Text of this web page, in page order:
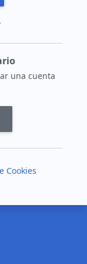
una cuenta
Cookies